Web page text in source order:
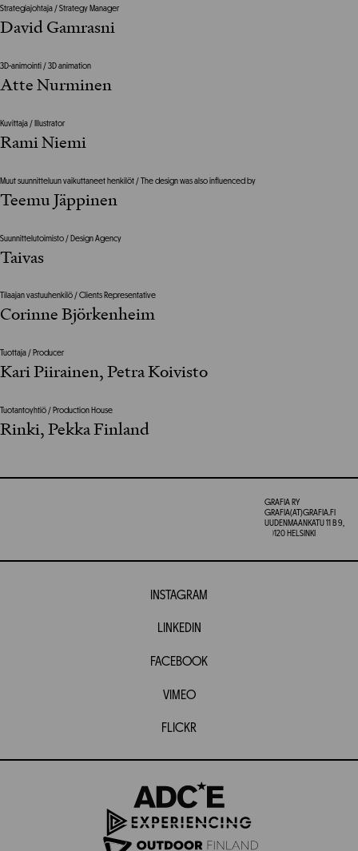
Strategiajohtaja / Strategy Manager
David Gamrasni
3D-animointi / 3D animation
Atte Nurminen
Kuvittaja / Illustrator
Rami Niemi
Muut suunnitteluun vaikuttaneet henkilöt / The design was also influenced by
Teemu Jäppinen
Suunnittelutoimisto / Design Agency
Taivas
Tilaajan vastuuhenkilö / Clients Representative
Corinne Björkenheim
Tuottaja / Producer
Kari Piirainen, Petra Koivisto
Tuotantoyhtiö / Production House
Rinki, Pekka Finland
GRAFIA RY
GRAFIA(AT)GRAFIA.FI
UUDENMAANKATU 11 B 9,
00120 HELSINKI
INSTAGRAM
LINKEDIN
FACEBOOK
VIMEO
FLICKR